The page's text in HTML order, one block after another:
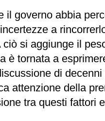
governo abbia
a
si aggiunge il
è tornata a
di
attenzione della
tra questi fattori